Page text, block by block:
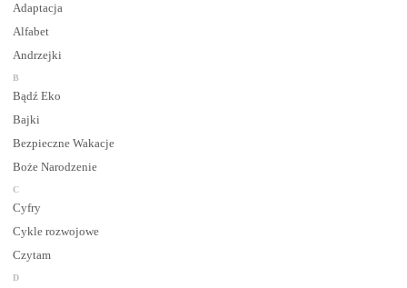
Adaptacja
Alfabet
Andrzejki
B
Bądź Eko
Bajki
Bezpieczne Wakacje
Boże Narodzenie
C
Cyfry
Cykle rozwojowe
Czytam
D